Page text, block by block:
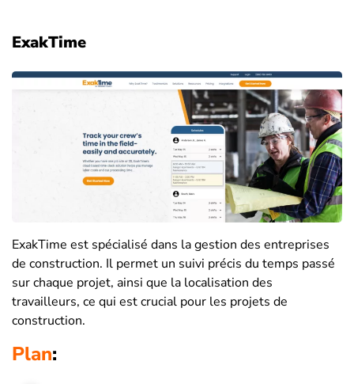
ExakTime
ExakTime est spécialisé dans la gestion des entreprises
de construction. Il permet un suivi précis du temps passé
sur chaque projet, ainsi que la localisation des
travailleurs, ce qui est crucial pour les projets de
construction.
Plan: